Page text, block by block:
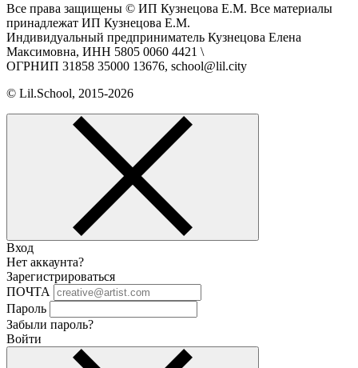
Все права защищены © ИП Кузнецова Е.М. Все материалы
принадлежат ИП Кузнецова Е.М.
Индивидуальный предприниматель Кузнецова Елена
Максимовна, ИНН 5805 0060 4421 \
ОГРНИП 31858 35000 13676, school@lil.city
© Lil.School, 2015‐2026
Вход
Нет аккаунта?
Зарегистрироваться
ПОЧТА
Пароль
Забыли пароль?
Войти